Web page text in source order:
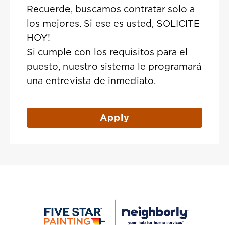
Recuerde, buscamos contratar solo a
los mejores. Si ese es usted, SOLICITE
HOY!
Si cumple con los requisitos para el
puesto, nuestro sistema le programará
una entrevista de inmediato.
Apply